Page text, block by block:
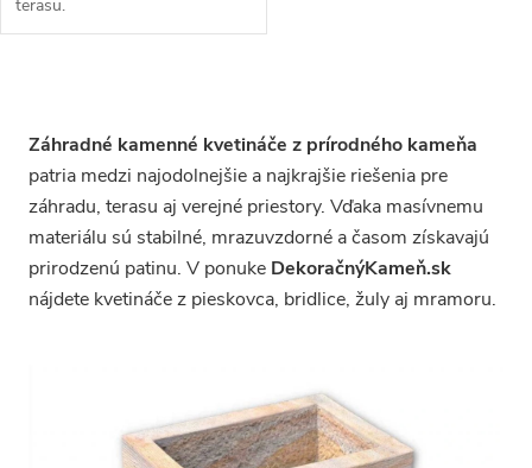
terasu.
Záhradné kamenné kvetináče z prírodného kameňa
patria medzi najodolnejšie a najkrajšie riešenia pre
záhradu, terasu aj verejné priestory. Vďaka masívnemu
materiálu sú stabilné, mrazuvzdorné a časom získavajú
prirodzenú patinu. V ponuke DekoračnýKameň.sk
nájdete kvetináče z pieskovca, bridlice, žuly aj mramoru.